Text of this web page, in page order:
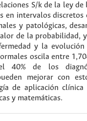
S/k de la ley
en intervalos
y patológicas,
de la probabilidad,
y la
oscila entre
40% de los
mejorar con
de aplicación
y matemáticas.